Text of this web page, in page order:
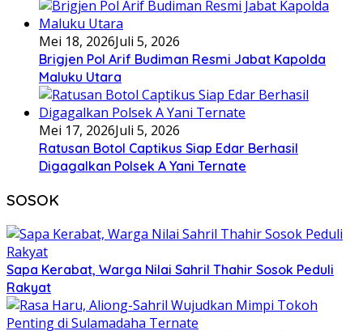
Mei 18, 2026Juli 5, 2026
Brigjen Pol Arif Budiman Resmi Jabat Kapolda
Maluku Utara
Mei 17, 2026Juli 5, 2026
Ratusan Botol Captikus Siap Edar Berhasil
Digagalkan Polsek A Yani Ternate
SOSOK
Sapa Kerabat, Warga Nilai Sahril Thahir Sosok Peduli
Rakyat